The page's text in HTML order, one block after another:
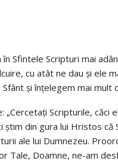
Sfintele Scripturi mai
cu atât ne dau şi ele
şi înţelegem mai mult
„Cercetaţi Scripturile, căci
ştim din gura lui Hristos că
ale lui Dumnezeu.
Tale, Doamne, ne-am